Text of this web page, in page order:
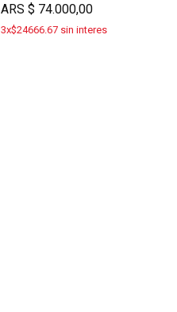
ARS$ 74.000,00
3x$24666.67 sin interes